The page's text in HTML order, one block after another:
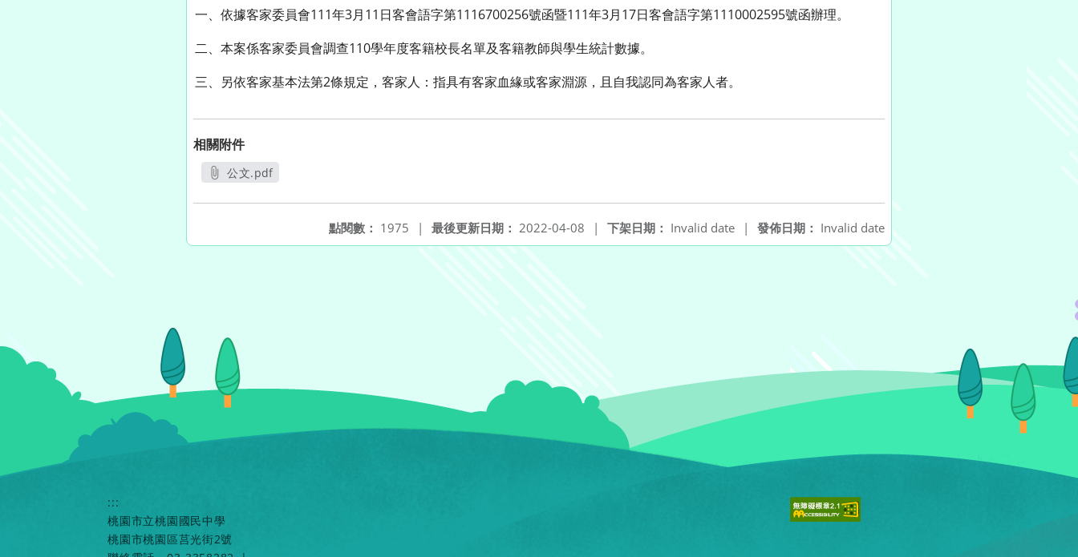
一、依據客家委員會111年3月11日客會語字第1116700256號函暨111年3月17日客會語字第1110002595號函辦理。
二、本案係客家委員會調查110學年度客籍校長名單及客籍教師與學生統計數據。
三、另依客家基本法第2條規定，客家人：指具有客家血緣或客家淵源，且自我認同為客家人者。
相關附件
公文.pdf
發佈日期： Invalid date
下架日期： Invalid date |
最後更新日期： 2022-04-08 |
點閱數： 1975 |
:::
桃園市立桃園國民中學
桃園市桃園區莒光街2號